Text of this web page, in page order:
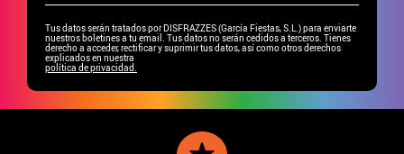
Tus datos serán tratados por DISFRAZZES (García Fiestas, S.L.) para enviarte
nuestros boletines a tu email. Tus datos no serán cedidos a terceros. Tienes
derecho a acceder, rectificar y suprimir tus datos, así como otros derechos
explicados en nuestra
política de privacidad.